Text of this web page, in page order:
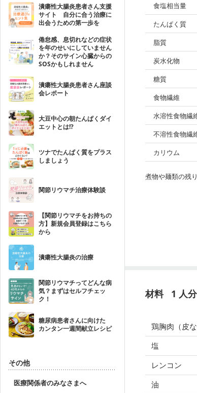
潰瘍性大腸炎患者さん支援
サイト 自分に合う治療に
出会うための第一歩を
倦怠感、息切れなどの症状
を年のせいにしていません
か？そのサイン心臓からの
SOSかもしれません
潰瘍性大腸炎患者さん座談
会レポート
大豆中心の朝たんぱくダイ
エットとは!?
ツナでたんぱく質をプラス
しましょう
関節リウマチ治療体験談
【関節リウマチをお持ちの
方】新規会員登録はこちら
から
潰瘍性大腸炎の治療
関節リウマチってどんな病
気？まずはセルフチェッ
ク！
糖尿病患者さんに向けた
カンタン一週間献立レシピ
その他
医療関係者のみなさまへ
食塩相当量
たんぱく質
脂質
炭水化物
糖質
食物繊維
水溶性食物繊
不溶性食物繊
カリウム
煮物や麺類の残
材料 1 人分
鶏胸肉（皮な
塩
レンコン
油